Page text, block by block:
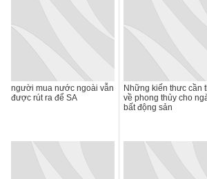
người mua nước ngoài vẫn
được rút ra để SA
Những kiến thưc cần
về phong thủy cho
bất động sản